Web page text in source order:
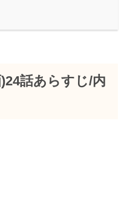
話あらすじ/内